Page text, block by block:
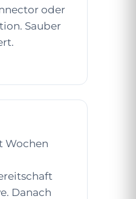
oder
Sauber
Wochen
Danach